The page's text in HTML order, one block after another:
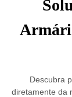
Descubra
diretamente da